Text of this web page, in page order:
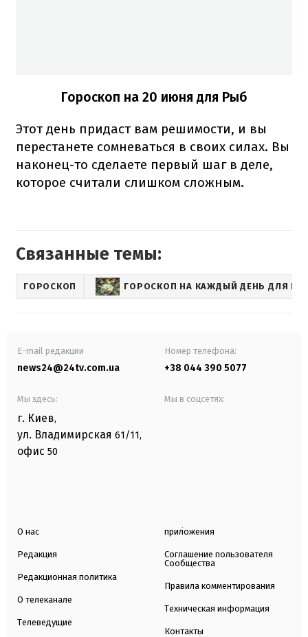
Гороскоп на 20 июня для Рыб
Этот день придаст вам решимости, и вы
перестанете сомневаться в своих силах. Вы
наконец-то сделаете первый шаг в деле,
которое считали слишком сложным.
Связанные темы:
ГОРОСКОП ГОРОСКОП НА КАЖДЫЙ ДЕНЬ ДЛЯ
E-mail редакции
news24@24tv.com.ua
Номер телефона:
+38 044 390 5077
Мы здесь:
г. Киев,
ул. Владимирская 61/11,
офис 50
Мы в соцсетях:
О нас
Редакция
Редакционная политика
О телеканале
Телеведущие
приложения
Соглашение пользователя
Сообщества
Правила комментирования
Техническая информация
Контакты